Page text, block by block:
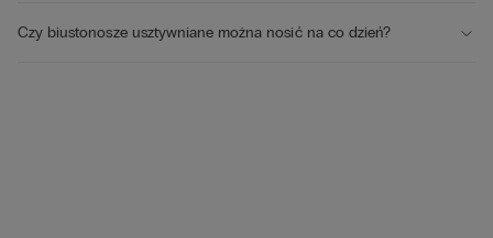
Czy biustonosze usztywniane można nosić na co dzień?